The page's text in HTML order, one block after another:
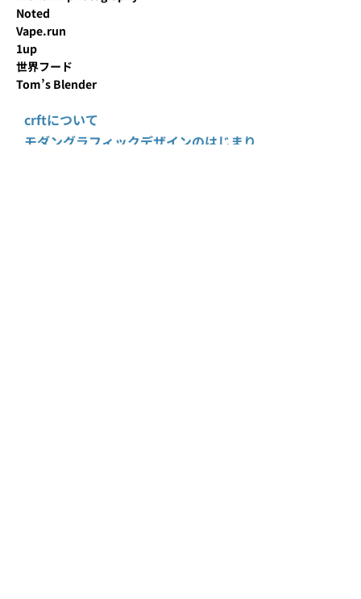
Noted
Vape.run
1up
世界フード
Tom’s Blender
crftについて
モダングラフィックデザインのはじまり